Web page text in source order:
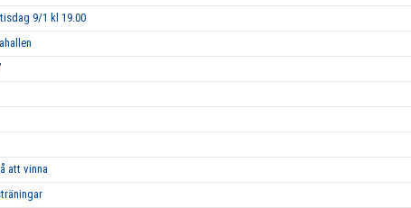
9/1 kl 19.00
att vinna